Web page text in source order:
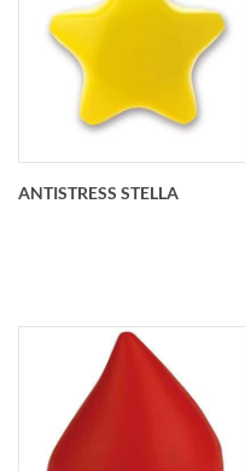
Antistress caschetto
antinfortunistica
personalizzato
84x72x47 mm
Antistress stella
ANTISTRESS STELLA